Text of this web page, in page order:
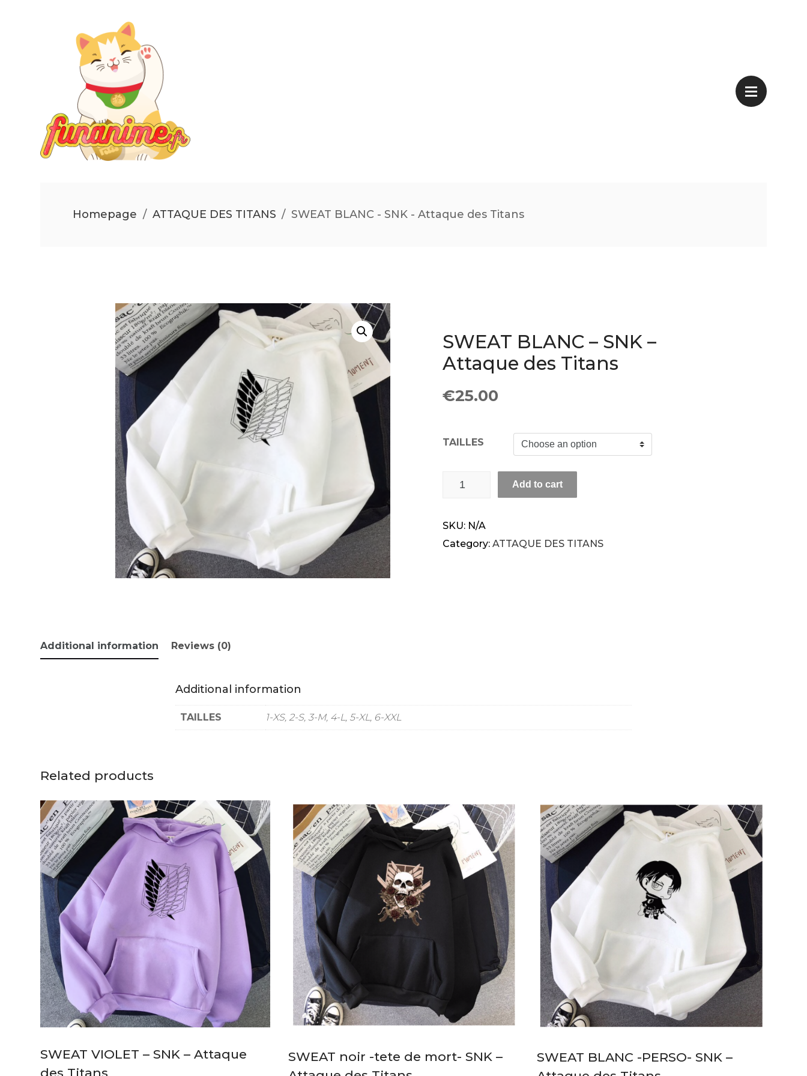
Homepage / ATTAQUE DES TITANS / SWEAT BLANC - SNK - Attaque des Titans
SWEAT BLANC – SNK –
Attaque des Titans
€25.00
TAILLES
SWEAT BLANC - SNK - Attaque des Titans quantity
Add to cart
SKU: N/A
Category: ATTAQUE DES TITANS
Additional information Reviews (0)
Additional information
TAILLES 1-XS, 2-S, 3-M, 4-L, 5-XL, 6-XXL
Related products
SWEAT VIOLET – SNK – Attaque
des Titans
SWEAT noir -tete de mort- SNK –
SWEAT BLANC -PERSO- SNK –